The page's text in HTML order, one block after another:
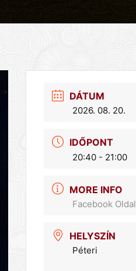
DÁTUM
2026. 08. 20.
IDŐPONT
20:40 - 21:00
MORE INFO
Facebook Oldal
HELYSZÍN
Péteri